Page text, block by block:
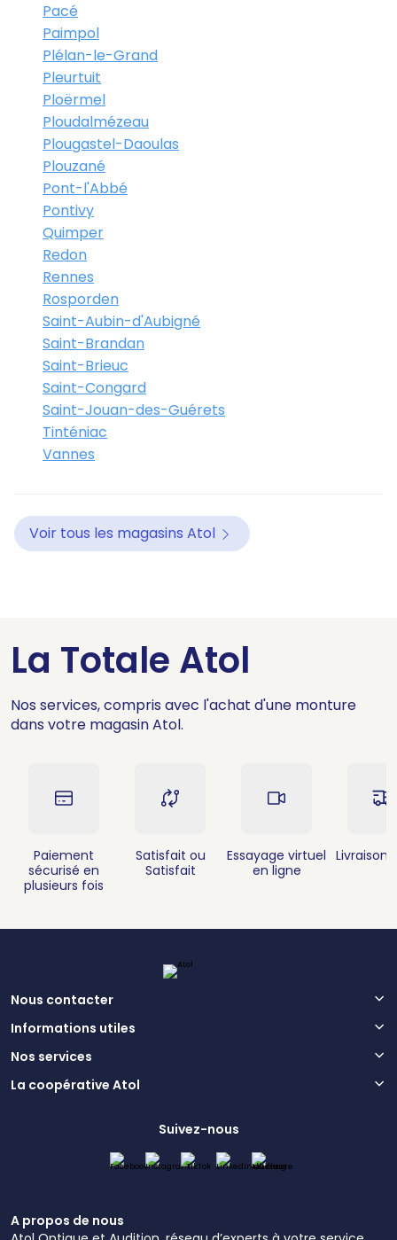
Pacé
Paimpol
Plélan-le-Grand
Pleurtuit
Ploërmel
Ploudalmézeau
Plougastel-Daoulas
Plouzané
Pont-l'Abbé
Pontivy
Quimper
Redon
Rennes
Rosporden
Saint-Aubin-d'Aubigné
Saint-Brandan
Saint-Brieuc
Saint-Congard
Saint-Jouan-des-Guérets
Tinténiac
Vannes
Voir tous les magasins Atol
La Totale Atol
Nos services, compris avec l'achat d'une monture
dans votre magasin Atol.
Paiement
sécurisé en
plusieurs fois
Satisfait ou
Satisfait
Essayage virtuel
en ligne
Livraison
Nous contacter
Informations utiles
Nos services
La coopérative Atol
Suivez-nous
A propos de nous